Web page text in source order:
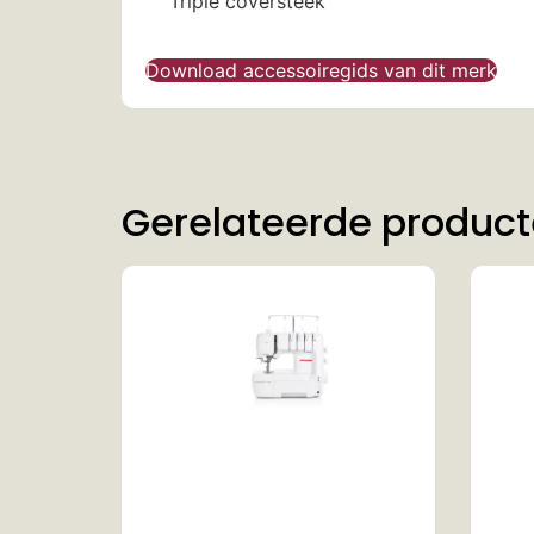
Download accessoiregids van dit merk
Gerelateerde